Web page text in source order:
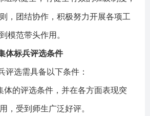
，团结协作，积极努力开展各项工
模范带头作用。
体标兵评选条件
评选需具备以下条件：
体的评选条件，并在各方面表现突
，受到师生广泛好评。